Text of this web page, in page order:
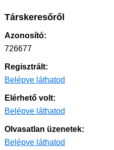
Társkeresőről
Azonosító:
726677
Regisztrált:
Belépve láthatod
Elérhető volt:
Belépve láthatod
Olvasatlan üzenetek:
Belépve láthatod